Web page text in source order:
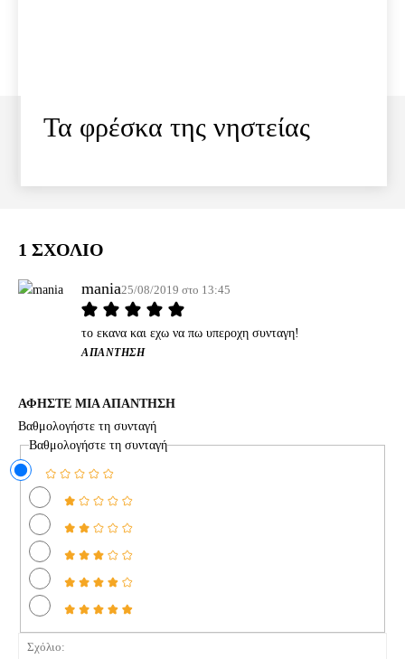
Τα φρέσκα της νηστείας
1 ΣΧΟΛΙΟ
mania25/08/2019 στο 13:45
το εκανα και εχω να πω υπεροχη συνταγη!
ΑΠΆΝΤΗΣΗ
ΑΦΗΣΤΕ ΜΙΑ ΑΠΑΝΤΗΣΗ
Βαθμολογήστε τη συνταγή
Βαθμολογήστε τη συνταγή